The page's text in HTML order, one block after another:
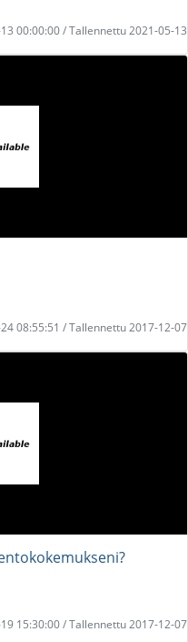
00:00:00 / Tallennettu 2021-05-13
08:55:51 / Tallennettu 2017-12-07
15:30:00 / Tallennettu 2017-12-07